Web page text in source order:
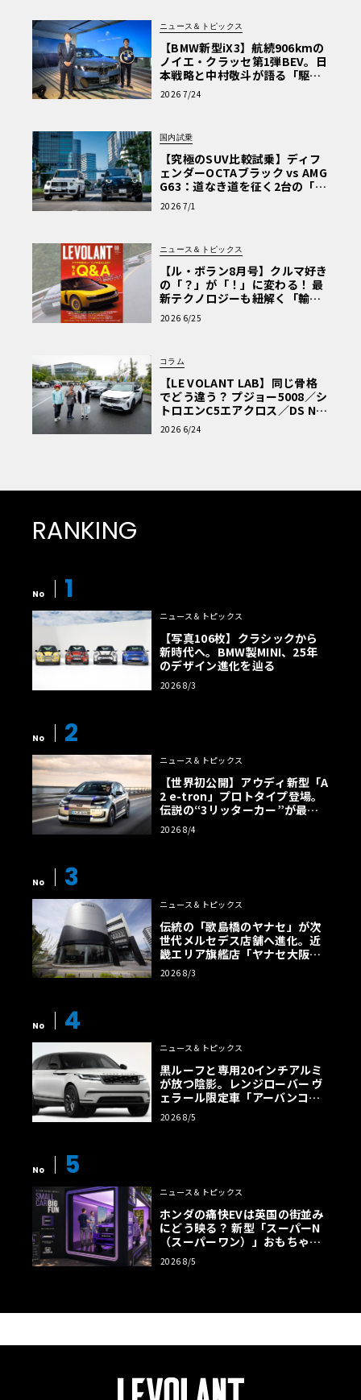
ニュース＆トピックス
【BMW新型iX3】航続906kmの
ノイエ・クラッセ第1弾BEV。日
本戦略と中村敬斗が語る「駆け
ぬける歓び」
2026 7/24
国内試乗
【究極のSUV比較試乗】ディフ
ェンダーOCTAブラック vs AMG
G63：道なき道を征く2台の「対
極的アプローチ」
2026 7/1
ニュース＆トピックス
【ル・ボラン8月号】クルマ好き
の「？」が「！」に変わる！ 最
新テクノロジーも紐解く「輸入
車Q&A」
2026 6/25
コラム
【LE VOLANT LAB】同じ骨格
でどう違う？ プジョー5008／シ
トロエンC5エアクロス／DS Nº4
読者一気乗りレポート
2026 6/24
RANKING
No 1
ニュース＆トピックス
【写真106枚】クラシックから
新時代へ。BMW製MINI、25年
のデザイン進化を辿る
2026 8/3
No 2
ニュース＆トピックス
【世界初公開】アウディ新型「A
2 e-tron」プロトタイプ登場。
伝説の“3リッターカー”が最高
効率エントリーBEVとして復活
【画像38枚】
2026 8/4
No 3
ニュース＆トピックス
伝統の「歌島橋のヤナセ」が次
世代メルセデス店舗へ進化。近
畿エリア旗艦店「ヤナセ大阪支
店」がリニューアル
2026 8/3
No 4
ニュース＆トピックス
黒ルーフと専用20インチアルミ
が放つ陰影。レンジローバー ヴ
ェラール限定車「アーバンコン
トラスト・エディション」登場
2026 8/5
No 5
ニュース＆トピックス
ホンダの痛快EVは英国の街並み
にどう映る？ 新型「スーパーN
（スーパーワン）」おもちゃ箱
ツアーの全貌
2026 8/5